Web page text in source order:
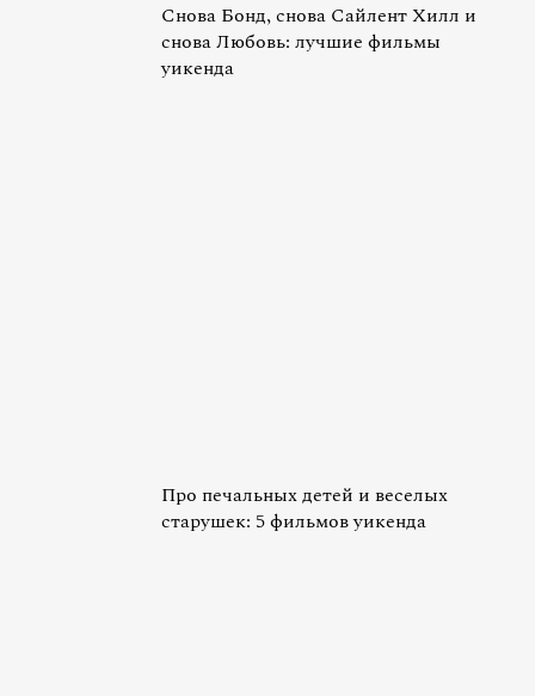
Снова Бонд, снова Сайлент Хилл и
снова Любовь: лучшие фильмы
уикенда
Про печальных детей и веселых
старушек: 5 фильмов уикенда